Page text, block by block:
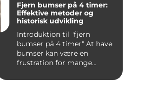
Fjern bumser på 4 timer:
Effektive metoder og
historisk udvikling
Introduktion til "fjern
bumser på 4 timer" At have
bumser kan være en
frustration for mange